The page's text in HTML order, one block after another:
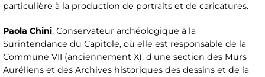
particulière à la production de portraits et de caricatures.
Paola Chini, Conservateur archéologique à la
Surintendance du Capitole, où elle est responsable de la
Commune VII (anciennement X), d'une section des Murs
Auréliens et des Archives historiques des dessins et de la